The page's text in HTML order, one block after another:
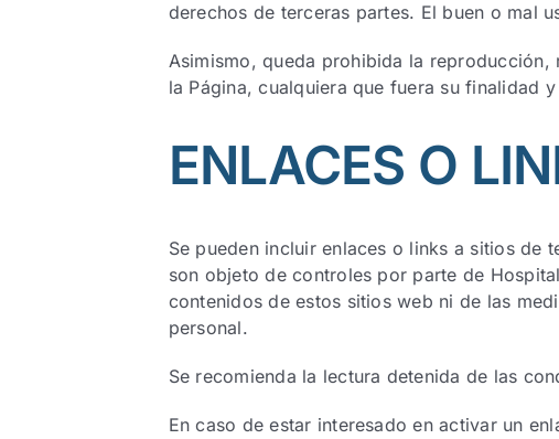
derechos de terceras partes. El buen o mal
Asimismo, queda prohibida la
la Página, cualquiera que fuera su finalidad
ENLACES O
Se pueden incluir enlaces o links a sitios de
son objeto de controles por parte de
contenidos de estos sitios web ni de las
personal.
Se recomienda la lectura detenida de las
En caso de estar interesado en activar un